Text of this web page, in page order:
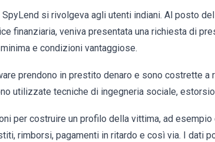
si rivolgeva agli utenti indiani. Al posto
finanziaria, veniva presentata una richiesta di
e condizioni vantaggiose.
prendono in prestito denaro e sono costrette
utilizzate tecniche di ingegneria sociale,
per costruire un profilo della vittima, ad
rimborsi, pagamenti in ritardo e così via. I dati